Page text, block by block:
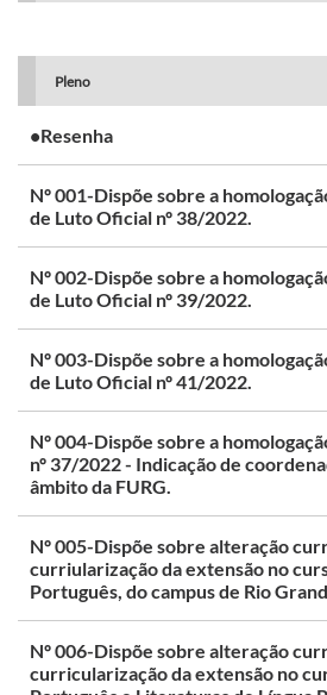
Pleno
•Resenha
Nº 001-Dispõe sobre a
de Luto Oficial nº 38/2022.
Nº 002-Dispõe sobre a
de Luto Oficial nº 39/2022.
Nº 003-Dispõe sobre a
de Luto Oficial nº 41/2022.
Nº 004-Dispõe sobre a
nº 37/2022 - Indicação de
âmbito da FURG.
Nº 005-Dispõe sobre alteração
curriularização da extensão no
Português, do campus de Rio
Nº 006-Dispõe sobre alteração
curricularização da extensão no